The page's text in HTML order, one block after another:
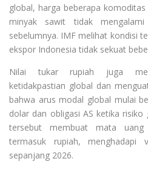
global, harga beberapa
minyak sawit tidak
sebelumnya. IMF melihat kondisi
ekspor Indonesia tidak sekuat
Nilai tukar rupiah juga
ketidakpastian global dan
bahwa arus modal global mulai
dolar dan obligasi AS ketika
tersebut membuat mata uang
termasuk rupiah, menghadapi
sepanjang 2026.